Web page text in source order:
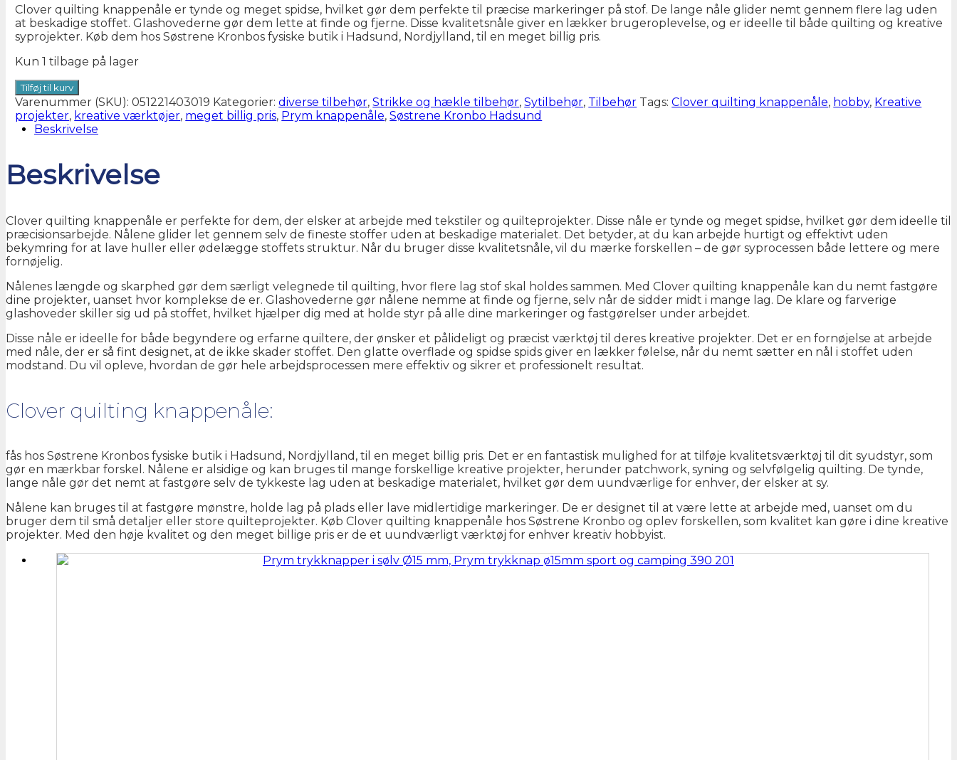
Clover quilting knappenåle er tynde og meget spidse, hvilket gør dem perfekte til præcise markeringer på stof. De lange nåle glider nemt gennem flere lag uden
at beskadige stoffet. Glashovederne gør dem lette at finde og fjerne. Disse kvalitetsnåle giver en lækker brugeroplevelse, og er ideelle til både quilting og kreative
syprojekter. Køb dem hos Søstrene Kronbos fysiske butik i Hadsund, Nordjylland, til en meget billig pris.
Kun 1 tilbage på lager
Clover
quilting
nåle
0,6x48mm
Tilføj til kurv
Varenummer (SKU):051221403019 Kategorier:diverse tilbehør,Strikke og hækle tilbehør,Sytilbehør, Tilbehør Tags:Clover quilting knappenåle, hobby, Kreative
projekter, kreative værktøjer, meget billig pris, Prym knappenåle,Søstrene Kronbo Hadsund
Beskrivelse
Beskrivelse
Clover quilting knappenåle er perfekte for dem, der elsker at arbejde med tekstiler og quilteprojekter. Disse nåle er tynde og meget spidse, hvilket gør dem ideelle til
præcisionsarbejde. Nålene glider let gennem selv de fineste stoffer uden at beskadige materialet. Det betyder, at du kan arbejde hurtigt og effektivt uden
bekymring for at lave huller eller ødelægge stoffets struktur. Når du bruger disse kvalitetsnåle, vil du mærke forskellen – de gør syprocessen både lettere og mere
fornøjelig.
Nålenes længde og skarphed gør dem særligt velegnede til quilting, hvor flere lag stof skal holdes sammen. Med Clover quilting knappenåle kan du nemt fastgøre
dine projekter, uanset hvor komplekse de er. Glashovederne gør nålene nemme at finde og fjerne, selv når de sidder midt i mange lag. De klare og farverige
glashoveder skiller sig ud på stoffet, hvilket hjælper dig med at holde styr på alle dine markeringer og fastgørelser under arbejdet.
Disse nåle er ideelle for både begyndere og erfarne quiltere, der ønsker et pålideligt og præcist værktøj til deres kreative projekter. Det er en fornøjelse at arbejde
med nåle, der er så fint designet, at de ikke skader stoffet. Den glatte overflade og spidse spids giver en lækker følelse, når du nemt sætter en nål i stoffet uden
modstand. Du vil opleve, hvordan de gør hele arbejdsprocessen mere effektiv og sikrer et professionelt resultat.
Clover quilting knappenåle:
fås hos Søstrene Kronbos fysiske butik i Hadsund, Nordjylland, til en meget billig pris. Det er en fantastisk mulighed for at tilføje kvalitetsværktøj til dit syudstyr, som
gør en mærkbar forskel. Nålene er alsidige og kan bruges til mange forskellige kreative projekter, herunder patchwork, syning og selvfølgelig quilting. De tynde,
lange nåle gør det nemt at fastgøre selv de tykkeste lag uden at beskadige materialet, hvilket gør dem uundværlige for enhver, der elsker at sy.
Nålene kan bruges til at fastgøre mønstre, holde lag på plads eller lave midlertidige markeringer. De er designet til at være lette at arbejde med, uanset om du
bruger dem til små detaljer eller store quilteprojekter. Køb Clover quilting knappenåle hos Søstrene Kronbo og oplev forskellen, som kvalitet kan gøre i dine kreative
projekter. Med den høje kvalitet og den meget billige pris er de et uundværligt værktøj for enhver kreativ hobbyist.